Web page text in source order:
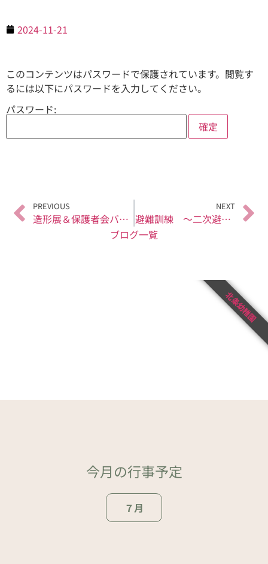
2024-11-21
このコンテンツはパスワードで保護されています。閲覧す
るには以下にパスワードを入力してください。
パスワード:
PREVIOUS
造形展＆保護者会バザー
NEXT
避難訓練 ～二次避難場所へ～
ブログ一覧
今月の行事予定
７月
北条幼稚園